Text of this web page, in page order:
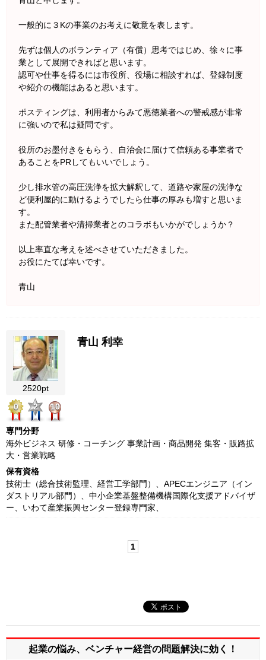
一般的に３Kの事業のお考えに敬意を表します。
先ずは個人のボランティア（有償）思考ではじめ、徐々に事
業として展開できればと思います。
認可や仕事を得るには市役所、役場に相談すれば、登録制度
や紹介の機能はあると思います。
ポスティングは、利用者からみて悪徳業者への警戒感が非常
に強いので私は疑問です。
役所のお墨付きをもらう、自治会に届けて信頼ある事業者で
あることをPRしてもいいでしょう。
少し排水管の高圧洗浄を拡大解釈して、道路や家屋の洗浄な
ど便利屋的に動けるようでしたら仕事の厚みも増すと思いま
す。
また配管業者や清掃業者とのコラボもいかがでしょうか？
以上率直な考えを述べさせていただきました。
お役にたてば幸いです。
青山
2520pt
0
2 10
青山 利幸
専門分野
海外ビジネス 研修・コーチング 事業計画・商品開発 集客・販路拡
大・営業戦略
保有資格
技術士（総合技術監理、経営工学部門）、APECエンジニア（イン
ダストリアル部門）、中小企業基盤整備機構国際化支援アドバイザ
ー、いわて産業振興センター登録専門家、
1
起業の悩み、ベンチャー経営の問題解決に効く！